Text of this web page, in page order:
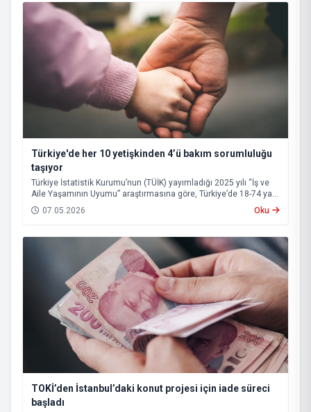
Türkiye'de her 10 yetişkinden 4’ü bakım sorumluluğu
taşıyor
Türkiye İstatistik Kurumu’nun (TÜİK) yayımladığı 2025 yılı “İş ve
Aile Yaşamının Uyumu” araştırmasına göre, Türkiye’de 18-74 yaş
grubundaki nüfusun yüzde 43,1’i bakım sorumluluğu üstleniyor.
07.05.2026 Oku
TOKİ’den İstanbul’daki konut projesi için iade süreci
başladı